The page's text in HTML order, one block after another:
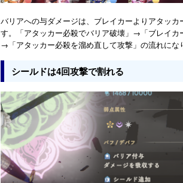
バリアへの与ダメージは、ブレイカーよりアタッカ
す。「アタッカー必殺でバリア破壊」→「ブレイカ
→「アタッカー必殺を溜め直して攻撃」の流れにな
シールドは4回攻撃で割れる